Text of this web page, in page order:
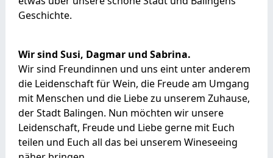
Geschichte.
Wir sind Susi, Dagmar und Sabrina.
Wir sind Freundinnen und uns eint unter anderem
die Leidenschaft für Wein, die Freude am Umgang
mit Menschen und die Liebe zu unserem Zuhause,
der Stadt Balingen. Nun möchten wir unsere
Leidenschaft, Freude und Liebe gerne mit Euch
teilen und Euch all das bei unserem Wineseeing